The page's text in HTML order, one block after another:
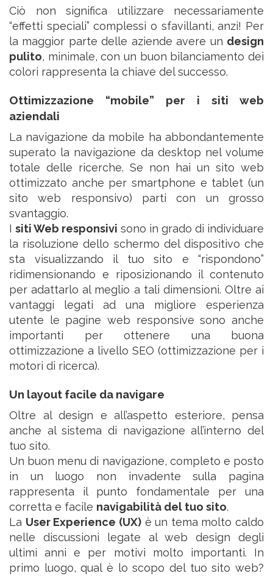
Ciò non significa utilizzare necessariamente
“effetti speciali” complessi o sfavillanti, anzi! Per
la maggior parte delle aziende avere un design
pulito, minimale, con un buon bilanciamento dei
colori rappresenta la chiave del successo.
Ottimizzazione “mobile” per i siti web
aziendali
La navigazione da mobile ha abbondantemente
superato la navigazione da desktop nel volume
totale delle ricerche. Se non hai un sito web
ottimizzato anche per smartphone e tablet (un
sito web responsivo) parti con un grosso
svantaggio.
I siti Web responsivi sono in grado di individuare
la risoluzione dello schermo del dispositivo che
sta visualizzando il tuo sito e “rispondono”
ridimensionando e riposizionando il contenuto
per adattarlo al meglio a tali dimensioni. Oltre ai
vantaggi legati ad una migliore esperienza
utente le pagine web responsive sono anche
importanti per ottenere una buona
ottimizzazione a livello SEO (ottimizzazione per i
motori di ricerca).
Un layout facile da navigare
Oltre al design e all’aspetto esteriore, pensa
anche al sistema di navigazione all’interno del
tuo sito.
Un buon menu di navigazione, completo e posto
in un luogo non invadente sulla pagina
rappresenta il punto fondamentale per una
corretta e facile navigabilità del tuo sito.
La User Experience (UX)è un tema molto caldo
nelle discussioni legate al web design degli
ultimi anni e per motivi molto importanti. In
primo luogo, qual è lo scopo del tuo sito web?